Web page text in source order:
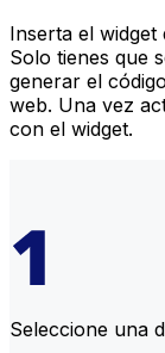
Inserta el
Solo tienes que
generar el
web. Una vez
con el widget.
Seleccione una